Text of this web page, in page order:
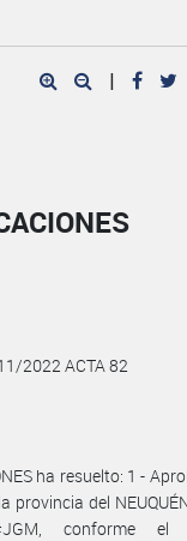
|
2022 ACTA 82
ha resuelto: 1 -
del
conforme el